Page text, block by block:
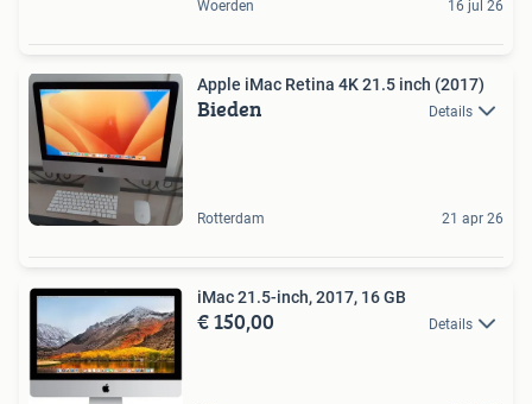
Woerden 16 jul 26
Apple iMac Retina 4K 21.5 inch (2017)
Bieden Details
Rotterdam 21 apr 26
iMac 21.5-inch, 2017, 16 GB
€ 150,00 Details